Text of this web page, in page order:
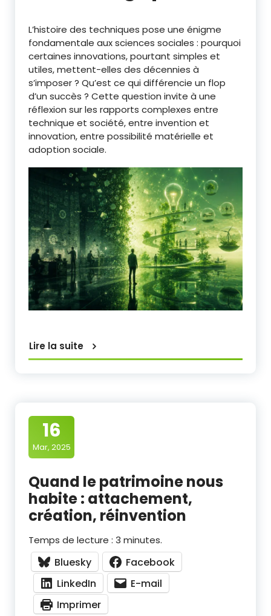
L’histoire des techniques pose une énigme
fondamentale aux sciences sociales : pourquoi
certaines innovations, pourtant simples et
utiles, mettent-elles des décennies à
s’imposer ? Qu’est ce qui différencie un flop
d’un succès ? Cette question invite à une
réflexion sur les rapports complexes entre
technique et société, entre invention et
innovation, entre possibilité matérielle et
adoption sociale.
Lire la suite
16
Mar, 2025
Quand le patrimoine nous
habite : attachement,
création, réinvention
Temps de lecture : 3 minutes.
Bluesky
Facebook
LinkedIn
E-mail
Imprimer